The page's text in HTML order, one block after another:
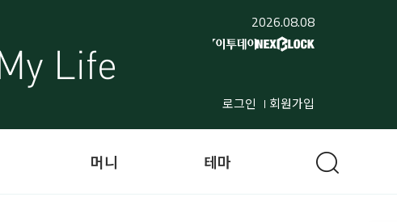
2026.08.08
로그인 회원가입
머니 테마